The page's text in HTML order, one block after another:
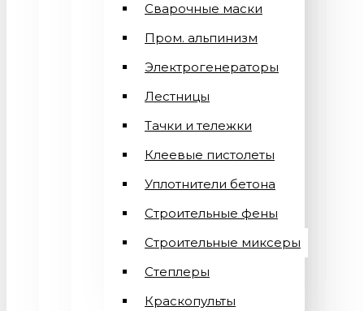
Cварочные маски
Пром. альпинизм
Электрогенераторы
Лестницы
Тачки и тележки
Клеевые пистолеты
Уплотнители бетона
Строительные фены
Строительные миксеры
Степлеры
Краскопульты